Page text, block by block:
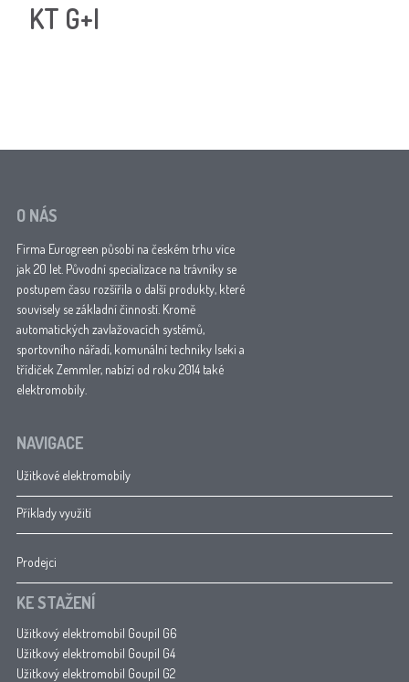
KT G+I
O NÁS
Firma Eurogreen působí na českém trhu více
jak 20 let. Původní specializace na trávníky se
postupem času rozšířila o další produkty, které
souvisely se základní činností. Kromě
automatických zavlažovacích systémů,
sportovního nářadí, komunální techniky Iseki a
třídiček Zemmler, nabízí od roku 2014 také
elektromobily.
NAVIGACE
Užitkové elektromobily
Příklady využití
Prodejci
KE STAŽENÍ
Užitkový elektromobil Goupil G6
Užitkový elektromobil Goupil G4
Užitkový elektromobil Goupil G2